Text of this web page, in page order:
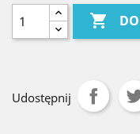

Udostępnij